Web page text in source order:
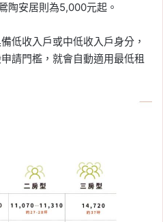
陶安居則為5,000元起。
低收入戶或中低收入戶身分，
請門檻，就會自動適用最低租